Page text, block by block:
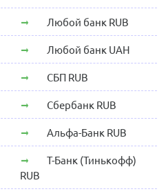
Любой банк RUB
Любой банк UAH
СБП RUB
Сбербанк RUB
Альфа-Банк RUB
Т-Банк (Тинькофф)
RUB